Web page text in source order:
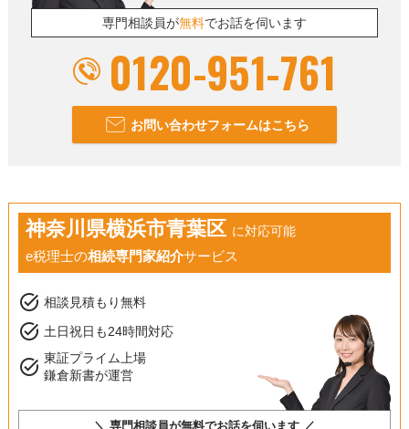
専門相談員が無料でお話を伺います
0120-951-761
お問い合わせフォームはこちら
神奈川県横浜市青葉区 に対応可能
e税理士の相続専門家紹介サービス
task_alt 相談見積もり無料
task_alt 土日祝日も24時間対応
task_alt 東証プライム上場
鎌倉新書が運営
＼ 専門相談員が無料でお話を伺います ／